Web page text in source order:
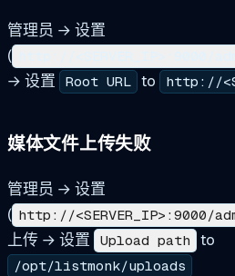
管理员 → 设置
(
→ 设置
Root URL to http://
媒体文件上传失败
管理员 → 设置
( http://<SERVER_IP>:9000/
上传 → 设置
Upload path to
/opt/listmonk/uploads